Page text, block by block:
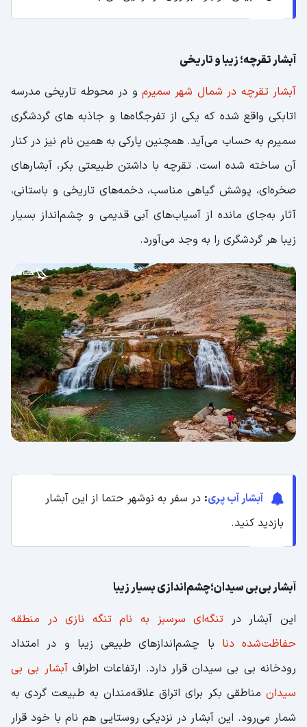
آبشار تقرچه؛ زیبا و تاریخی
آبشار تقرچه در شمال شهر سمیرم و در محوطه تاریخی مدرسه
اتابکی واقع شده که یکی از تفرجگاه‌ها و جاذبه های گردشگری
سمیرم به حساب می‌آید. همچنین پارکی به همین نام نیز در کنار
آن ساخته شده است. تقرچه با داشتن طبیعتی بکر، آبشارهای
صخره‌ای، پوشش گیاهی مناسب، دخمه‌های تاریخی و باستانی،
آثار به‌جای مانده از آسیاب‌های آبی قدیمی و چشم‌انداز بسیار
زیبا هر گردشگری را به وجد می‌آورد.
آبشار آب پری: در سفر به نوشهر حتما از این آبشار
بازدید کنید.
آبشار بی‌بی سیدان؛چشم‌اندازی بسیار زیبا
این آبشار در تنگه‌ای سرسبز به نام تنگه نازی در منطقه
حفاظت‌شده دنا با چشم‌اندازهای طبیعی زیبا و در امتداد
رودخانه بی بی سیدان قرار دارد. ارتفاعات اطرافآبشار بی بی
سیدان مناطقی بکر برای اتراق علاقه‌مندان به طبیعت گردی به
شمار می‌رود. این آبشار در نزدیکی روستایی هم نام با خود قرار